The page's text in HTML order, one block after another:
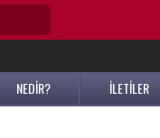
NEDİR? İLETİLER